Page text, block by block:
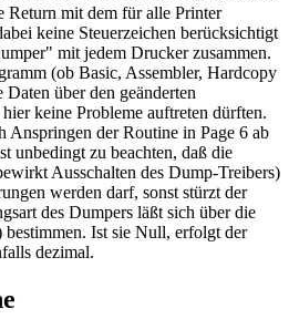
Return mit dem für alle Printer
keine Steuerzeichen berücksichtigt
mit jedem Drucker zusammen.
(ob Basic, Assembler, Hardcopy
über den geänderten
keine Probleme auftreten dürften.
Anspringen der Routine in Page 6 ab
unbedingt zu beachten, daß die
Ausschalten des Dump-Treibers)
werden darf, sonst stürzt der
des Dumpers läßt sich über die
bestimmen. Ist sie Null, erfolgt der
dezimal.